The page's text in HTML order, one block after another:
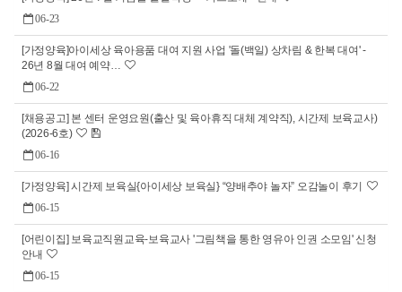
06-23
[가정양육]아이세상 육아용품 대여 지원 사업 '돌(백일) 상차림 & 한복 대여' -
26년 8월 대여 예약…
06-22
[채용공고] 본 센터 운영요원(출산 및 육아휴직 대체 계약직), 시간제 보육교사)
(2026-6호)
06-16
[가정양육] 시간제 보육실{아이세상 보육실} “양배추야 놀자” 오감놀이 후기
06-15
[어린이집] 보육교직원교육-보육교사 '그림책을 통한 영유아 인권 소모임' 신청
안내
06-15